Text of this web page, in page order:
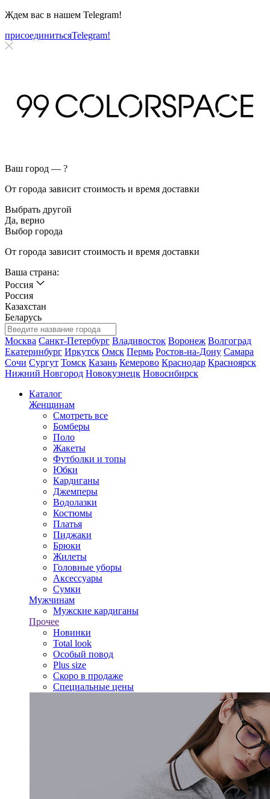
Ждем вас в нашем Telegram!
присоединитьсяTelegram!
Ваш город — ?
От города зависит стоимость и время доставки
Выбрать другой
Да, верно
Выбор города
От города зависит стоимость и время доставки
Ваша страна:
Россия
Россия
Казахстан
Беларусь
Москва Санкт-Петербург Владивосток Воронеж Волгоград
Екатеринбург Иркутск Омск Пермь Ростов-на-Дону Самара
Сочи Сургут Томск Казань Кемерово Краснодар Красноярск
Нижний Новгород Новокузнецк Новосибирск
Каталог
Женщинам
Смотреть все
Бомберы
Поло
Жакеты
Футболки и топы
Юбки
Кардиганы
Джемперы
Водолазки
Костюмы
Платья
Пиджаки
Брюки
Жилеты
Головные уборы
Аксессуары
Сумки
Мужчинам
Мужские кардиганы
Прочее
Новинки
Total look
Особый повод
Plus size
Скоро в продаже
Специальные цены